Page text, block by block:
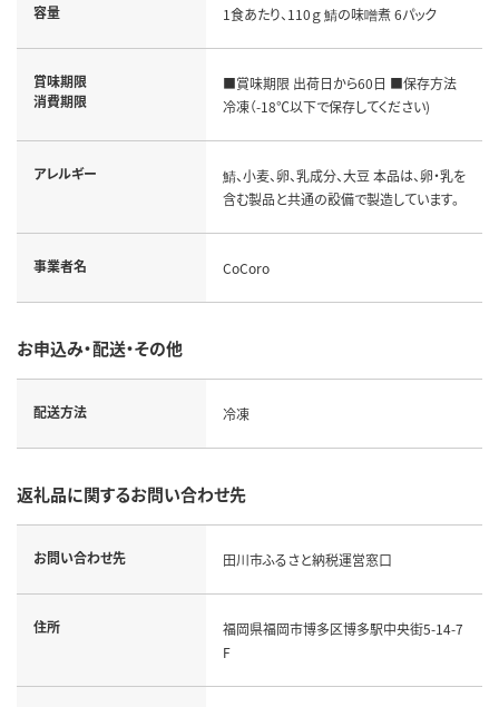
容量 1食あたり、110ｇ 鯖の味噌煮 6パック
賞味期限
消費期限
■賞味期限 出荷日から60日 ■保存方法
冷凍（-18℃以下で保存してください)
アレルギー
鯖、小麦、卵、乳成分、大豆 本品は、卵・乳を
含む製品と共通の設備で製造しています。
事業者名 CoCoro
お申込み・配送・その他
配送方法 冷凍
返礼品に関するお問い合わせ先
お問い合わせ先 田川市ふるさと納税運営窓口
住所
福岡県福岡市博多区博多駅中央街5-14-7
F